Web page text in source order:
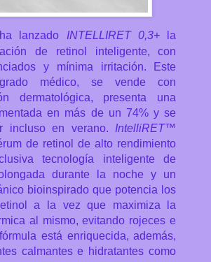
ha lanzado INTELLIRET 0,3+ la
de retinol inteligente, con
y mínima irritación. Este
médico, se vende con
dermatológica, presenta una
en más de un 74% y se
incluso en verano. IntelliRET™
de retinol de alto rendimiento
tecnología inteligente de
durante la noche y un
bioinspirado que potencia los
a la vez que maximiza la
al mismo, evitando rojeces e
está enriquecida, además,
calmantes e hidratantes como